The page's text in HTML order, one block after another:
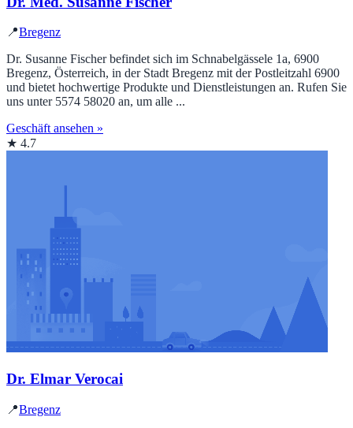
📍Bregenz
Dr. Susanne Fischer befindet sich im Schnabelgässele 1a, 6900
Bregenz, Österreich, in der Stadt Bregenz mit der Postleitzahl 6900
und bietet hochwertige Produkte und Dienstleistungen an. Rufen Sie
uns unter 5574 58020 an, um alle ...
Geschäft ansehen »
★ 4.7
Dr. Elmar Verocai
📍Bregenz